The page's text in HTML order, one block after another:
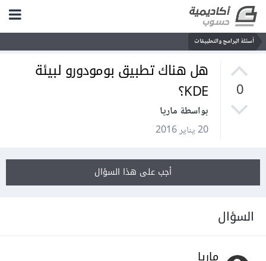
أسئلة البرامج والتطبيقات
0
هل هناك تطبيق بومودورو لبيئة
KDE؟
بواسطة ماريا
20 يناير 2016
أجب على هذا السؤال
السؤال